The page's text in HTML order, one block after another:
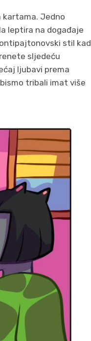
kartama. Jedno
leptira na događaje
stil kad
sljedeću
ljubavi prema
tribali imat više